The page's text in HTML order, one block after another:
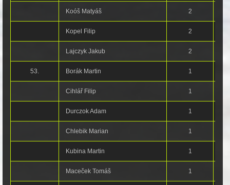
Koóš Matyáš 2
Kopel Filip 2
Lajczyk Jakub 2
53. Borák Martin 1
Cihlář Filip 1
Durczok Adam 1
Chlebik Marian 1
Kubina Martin 1
Maceček Tomáš 1